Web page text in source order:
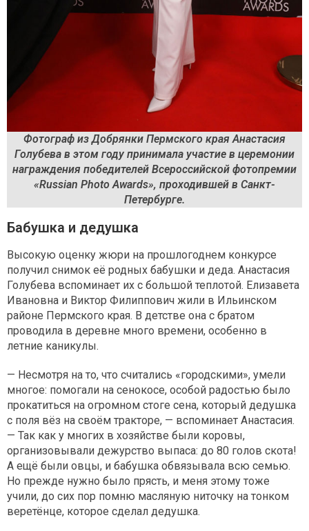
Фотограф из Добрянки Пермского края Анастасия
Голубева в этом году принимала участие в церемонии
награждения победителей Всероссийской фотопремии
«Russian Photo Awards», проходившей в Санкт-
Петербурге.
Бабушка и дедушка
Высокую оценку жюри на прошлогоднем конкурсе
получил снимок её родных бабушки и деда. Анастасия
Голубева вспоминает их с большой теплотой. Елизавета
Ивановна и Виктор Филиппович жили в Ильинском
районе Пермского края. В детстве она с братом
проводила в деревне много времени, особенно в
летние каникулы.
— Несмотря на то, что считались «городскими», умели
многое: помогали на сенокосе, особой радостью было
прокатиться на огромном стоге сена, который дедушка
с поля вёз на своём тракторе, — вспоминает Анастасия.
— Так как у многих в хозяйстве были коровы,
организовывали дежурство выпаса: до 80 голов скота!
А ещё были овцы, и бабушка обвязывала всю семью.
Но прежде нужно было прясть, и меня этому тоже
учили, до сих пор помню масляную ниточку на тонком
веретёнце, которое сделал дедушка.